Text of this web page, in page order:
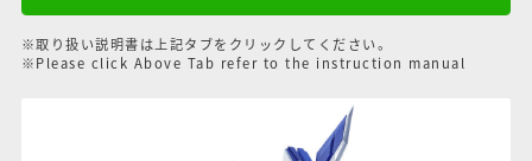
※取り扱い説明書は上記タブをクリックしてください。
※Please click Above Tab refer to the instruction manual